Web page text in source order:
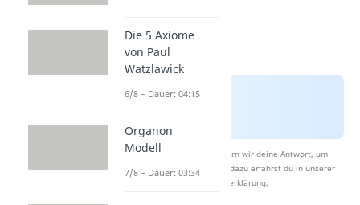
Nach Beantwortung speichern wir deine Antwort, um
Studyflix zu verbessern. Mehr dazu erfährst du in unserer
Datenschutzerklärung.
Die 5 Axiome
von Paul
Watzlawick
6/8 – Dauer: 04:15
Organon
Modell
7/8 – Dauer: 03:34